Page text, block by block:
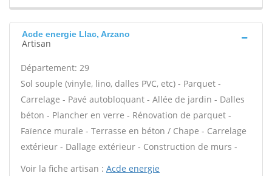
Acde energie Llac, Arzano
Artisan
Département: 29
Sol souple (vinyle, lino, dalles PVC, etc) - Parquet -
Carrelage - Pavé autobloquant - Allée de jardin - Dalles
béton - Plancher en verre - Rénovation de parquet -
Faïence murale - Terrasse en béton / Chape - Carrelage
extérieur - Dallage extérieur - Construction de murs -
Voir la fiche artisan : Acde energie